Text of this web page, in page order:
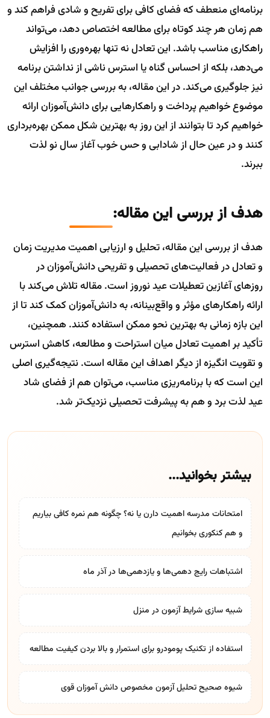
برنامه‌ای منعطف که فضای کافی برای تفریح و شادی فراهم کند و
هم زمان هر چند کوتاه برای مطالعه اختصاص دهد، می‌تواند
راهکاری مناسب باشد. این تعادل نه تنها بهره‌وری را افزایش
می‌دهد، بلکه از احساس گناه یا استرس ناشی از نداشتن برنامه
نیز جلوگیری می‌کند. در این مقاله، به بررسی جوانب مختلف این
موضوع خواهیم پرداخت و راهکارهایی برای دانش‌آموزان ارائه
خواهیم کرد تا بتوانند از این روز به بهترین شکل ممکن بهره‌برداری
کنند و در عین حال از شادابی و حس خوب آغاز سال نو لذت
ببرند.
هدف از بررسی این مقاله:
هدف از بررسی این مقاله، تحلیل و ارزیابی اهمیت مدیریت زمان
و تعادل در فعالیت‌های تحصیلی و تفریحی دانش‌آموزان در
روزهای آغازین تعطیلات عید نوروز است. مقاله تلاش می‌کند با
ارائه راهکارهای مؤثر و واقع‌بینانه، به دانش‌آموزان کمک کند تا از
این بازه زمانی به بهترین نحو ممکن استفاده کنند. همچنین،
تأکید بر اهمیت تعادل میان استراحت و مطالعه، کاهش استرس
و تقویت انگیزه از دیگر اهداف این مقاله است. نتیجه‌گیری اصلی
این است که با برنامه‌ریزی مناسب، می‌توان هم از فضای شاد
عید لذت برد و هم به پیشرفت تحصیلی نزدیک‌تر شد.
بیشتر بخوانید...
امتحانات مدرسه اهمیت دارن یا نه؟ چگونه هم نمره کافی بیاریم
و هم کنکوری بخوانیم
اشتباهات رایج دهمی‌ها و یازدهمی‌ها در آذر ماه
شبیه سازی شرایط آزمون در منزل
استفاده از تکنیک پومودرو برای استمرار و بالا بردن کیفیت مطالعه
شیوه صحیح تحلیل آزمون مخصوص دانش آموزان قوی